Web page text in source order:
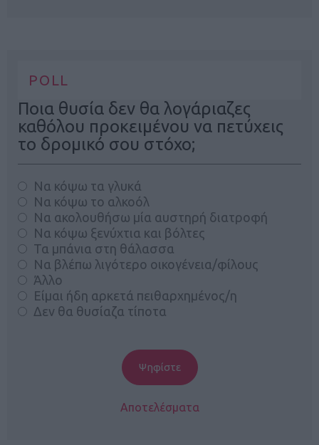
POLL
Ποια θυσία δεν θα λογάριαζες
καθόλου προκειμένου να πετύχεις
το δρομικό σου στόχο;
Να κόψω τα γλυκά
Να κόψω το αλκοόλ
Να ακολουθήσω μία αυστηρή διατροφή
Να κόψω ξενύχτια και βόλτες
Τα μπάνια στη θάλασσα
Να βλέπω λιγότερο οικογένεια/φίλους
Άλλο
Είμαι ήδη αρκετά πειθαρχημένος/η
Δεν θα θυσίαζα τίποτα
Αποτελέσματα